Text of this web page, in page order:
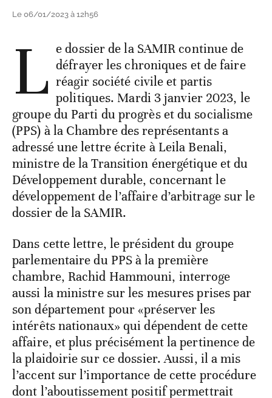
Le 06/01/2023 à 12h56
L e dossier de la SAMIR continue de
défrayer les chroniques et de faire
réagir société civile et partis
politiques. Mardi 3 janvier 2023, le
groupe du Parti du progrès et du socialisme
(PPS) à la Chambre des représentants a
adressé une lettre écrite à Leila Benali,
ministre de la Transition énergétique et du
Développement durable, concernant le
développement de l’affaire d’arbitrage sur le
dossier de la SAMIR.
Dans cette lettre, le président du groupe
parlementaire du PPS à la première
chambre, Rachid Hammouni, interroge
aussi la ministre sur les mesures prises par
son département pour «préserver les
intérêts nationaux» qui dépendent de cette
affaire, et plus précisément la pertinence de
la plaidoirie sur ce dossier. Aussi, il a mis
l’accent sur l’importance de cette procédure
dont l’aboutissement positif permettrait